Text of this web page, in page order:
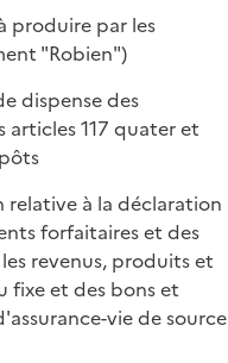
produire par les
"Robien")
dispense des
articles 117 quater et
relative à la déclaration
forfaitaires et des
revenus, produits et
fixe et des bons et
vie de source